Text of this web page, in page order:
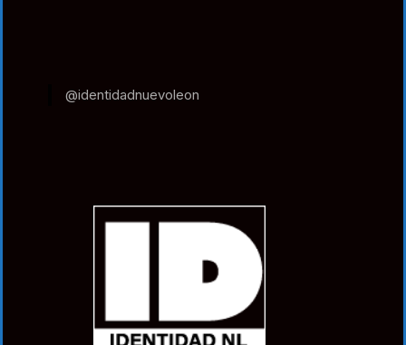
@identidadnuevoleon